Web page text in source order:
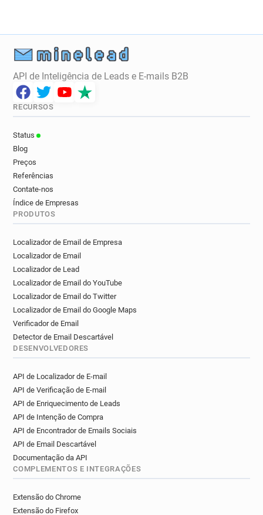
API de Inteligência de Leads e E-mails B2B
RECURSOS
Status
Blog
Preços
Referências
Contate-nos
Índice de Empresas
PRODUTOS
Localizador de Email de Empresa
Localizador de Email
Localizador de Lead
Localizador de Email do YouTube
Localizador de Email do Twitter
Localizador de Email do Google Maps
Verificador de Email
Detector de Email Descartável
DESENVOLVEDORES
API de Localizador de E-mail
API de Verificação de E-mail
API de Enriquecimento de Leads
API de Intenção de Compra
API de Encontrador de Emails Sociais
API de Email Descartável
Documentação da API
COMPLEMENTOS E INTEGRAÇÕES
Extensão do Chrome
Extensão do Firefox